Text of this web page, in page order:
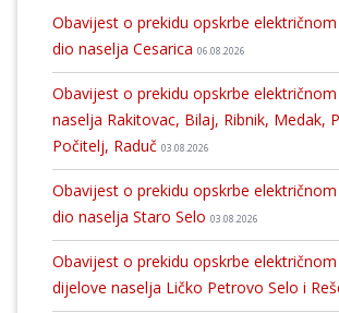
Obavijest o prekidu opskrbe
dio naselja Cesarica 06.08.2026
Obavijest o prekidu opskrbe
naselja Rakitovac, Bilaj, Ribnik, Medak,
Počitelj, Raduč 03.08.2026
Obavijest o prekidu opskrbe
dio naselja Staro Selo 03.08.2026
Obavijest o prekidu opskrbe
dijelove naselja Ličko Petrovo Selo i